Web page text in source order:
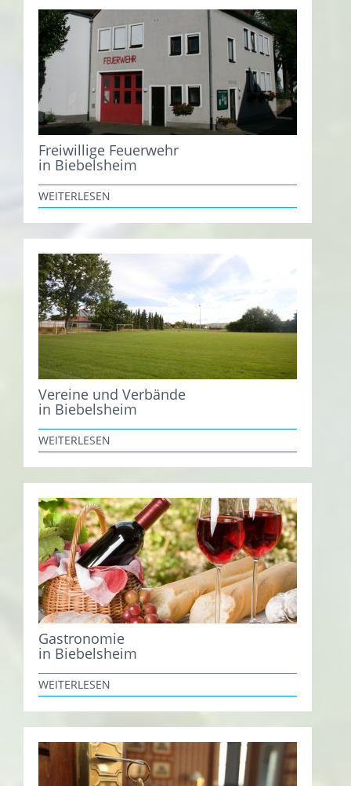
Freiwillige Feuerwehr
in Biebelsheim
WEITERLESEN
Vereine und Verbände
in Biebelsheim
WEITERLESEN
Gastronomie
in Biebelsheim
WEITERLESEN